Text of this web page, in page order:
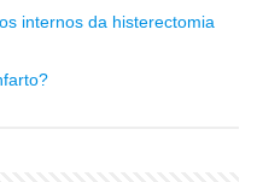
internos da histerectomia